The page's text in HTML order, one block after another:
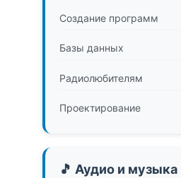
Создание программ
Базы данных
Радиолюбителям
Проектирование
🎵 Аудио и музыка